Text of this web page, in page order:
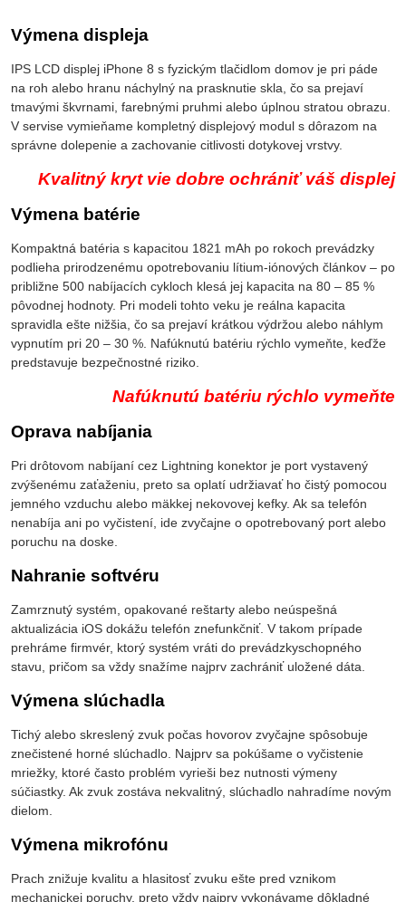
Výmena displeja
IPS LCD displej iPhone 8 s fyzickým tlačidlom domov je pri páde
na roh alebo hranu náchylný na prasknutie skla, čo sa prejaví
tmavými škvrnami, farebnými pruhmi alebo úplnou stratou obrazu.
V servise vymieňame kompletný displejový modul s dôrazom na
správne dolepenie a zachovanie citlivosti dotykovej vrstvy.
Kvalitný kryt vie dobre ochrániť váš displej
Výmena batérie
Kompaktná batéria s kapacitou 1821 mAh po rokoch prevádzky
podlieha prirodzenému opotrebovaniu lítium-iónových článkov – po
približne 500 nabíjacích cykloch klesá jej kapacita na 80 – 85 %
pôvodnej hodnoty. Pri modeli tohto veku je reálna kapacita
spravidla ešte nižšia, čo sa prejaví krátkou výdržou alebo náhlym
vypnutím pri 20 – 30 %. Nafúknutú batériu rýchlo vymeňte, keďže
predstavuje bezpečnostné riziko.
Nafúknutú batériu rýchlo vymeňte
Oprava nabíjania
Pri drôtovom nabíjaní cez Lightning konektor je port vystavený
zvýšenému zaťaženiu, preto sa oplatí udržiavať ho čistý pomocou
jemného vzduchu alebo mäkkej nekovovej kefky. Ak sa telefón
nenabíja ani po vyčistení, ide zvyčajne o opotrebovaný port alebo
poruchu na doske.
Nahranie softvéru
Zamrznutý systém, opakované reštarty alebo neúspešná
aktualizácia iOS dokážu telefón znefunkčniť. V takom prípade
prehráme firmvér, ktorý systém vráti do prevádzkyschopného
stavu, pričom sa vždy snažíme najprv zachrániť uložené dáta.
Výmena slúchadla
Tichý alebo skreslený zvuk počas hovorov zvyčajne spôsobuje
znečistené horné slúchadlo. Najprv sa pokúšame o vyčistenie
mriežky, ktoré často problém vyrieši bez nutnosti výmeny
súčiastky. Ak zvuk zostáva nekvalitný, slúchadlo nahradíme novým
dielom.
Výmena mikrofónu
Prach znižuje kvalitu a hlasitosť zvuku ešte pred vznikom
mechanickej poruchy, preto vždy najprv vykonávame dôkladné